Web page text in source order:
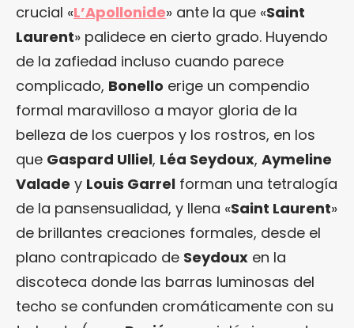
crucial «L’Apollonide» ante la que «Saint
Laurent» palidece en cierto grado. Huyendo
de la zafiedad incluso cuando parece
complicado, Bonello erige un compendio
formal maravilloso a mayor gloria de la
belleza de los cuerpos y los rostros, en los
que Gaspard Ulliel, Léa Seydoux, Aymeline
Valade y Louis Garrel forman una tetralogía
de la pansensualidad, y llena «Saint Laurent»
de brillantes creaciones formales, desde el
plano contrapicado de Seydoux en la
discoteca donde las barras luminosas del
techo se confunden cromáticamente con su